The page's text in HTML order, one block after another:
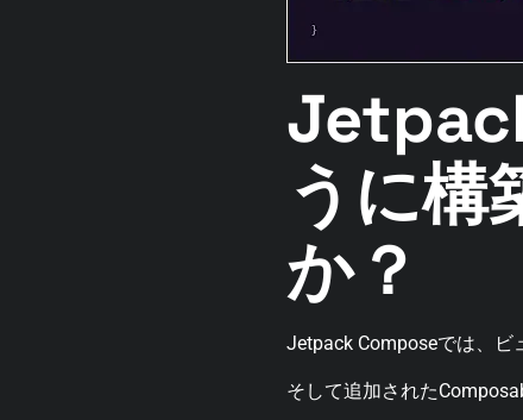
うに構
か？
Jetpack Composeでは、ビ
そして追加された